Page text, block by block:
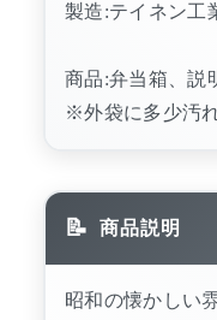
製造:テイネン工
商品:弁当箱、説
※外袋に多少汚
商品説明
昭和の懐かしい